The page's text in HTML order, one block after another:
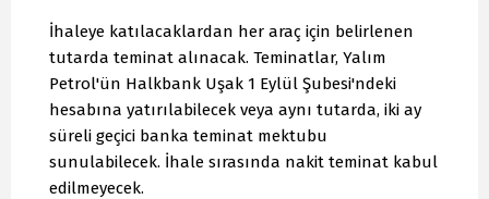
İhaleye katılacaklardan her araç için belirlenen
tutarda teminat alınacak. Teminatlar, Yalım
Petrol'ün Halkbank Uşak 1 Eylül Şubesi'ndeki
hesabına yatırılabilecek veya aynı tutarda, iki ay
süreli geçici banka teminat mektubu
sunulabilecek. İhale sırasında nakit teminat kabul
edilmeyecek.